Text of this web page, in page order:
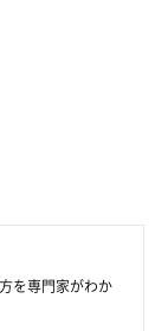
を専門家がわか